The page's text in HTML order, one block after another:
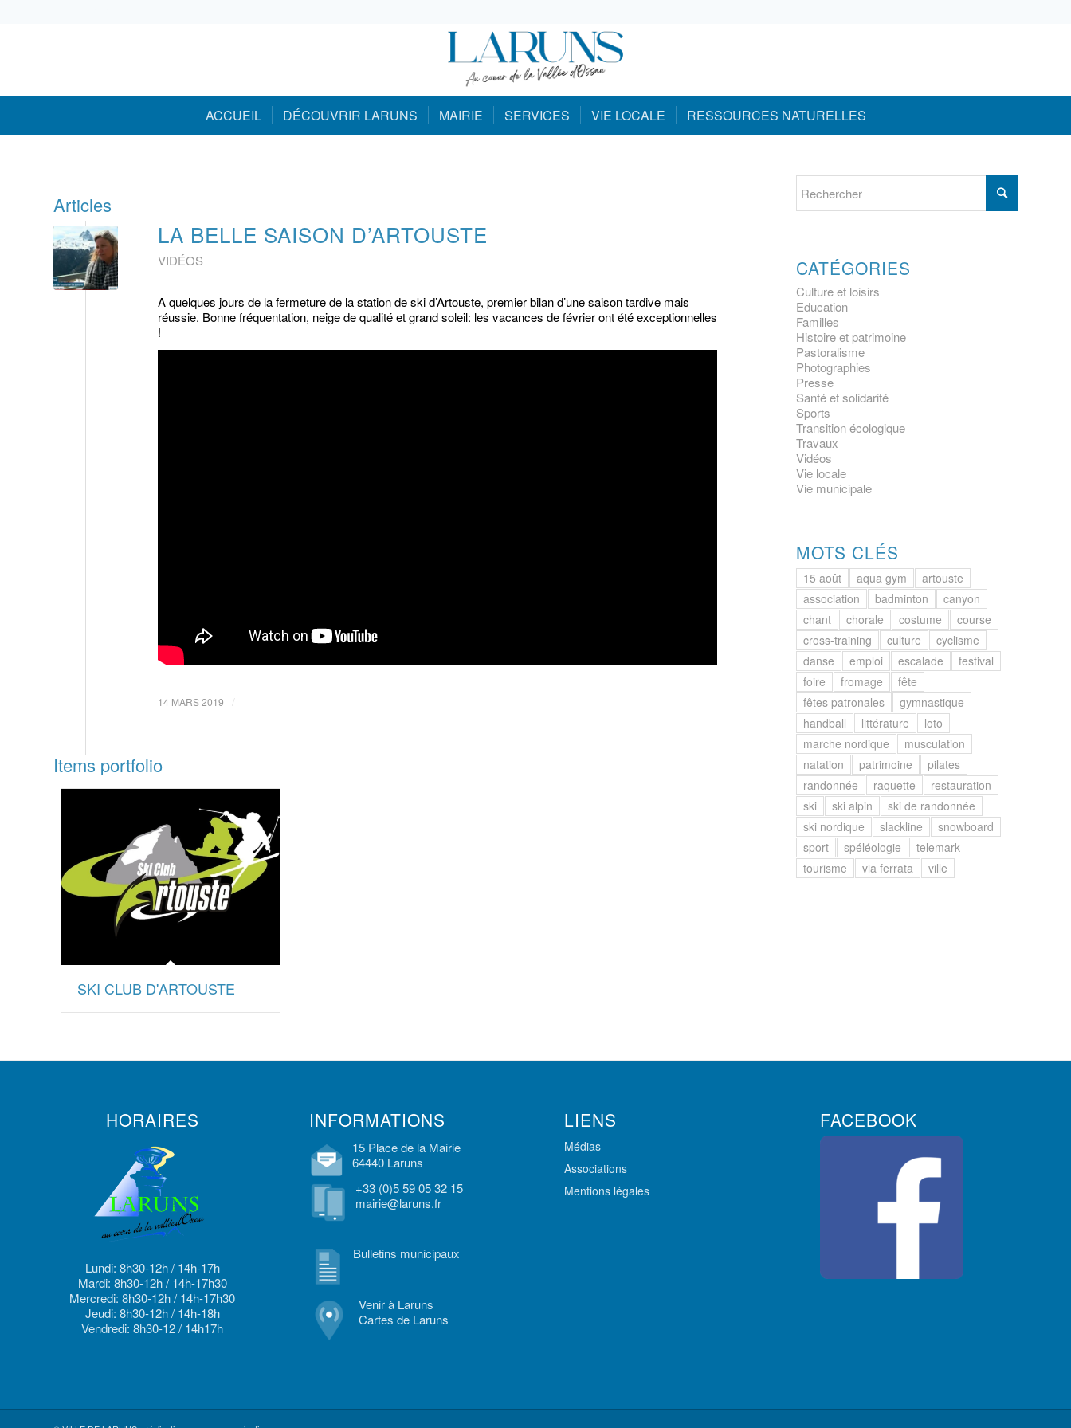
ACCUEIL DÉCOUVRIR LARUNS MAIRIE SERVICES VIE LOCALE RESSOURCES NATURELLES
Articles
LA BELLE SAISON D’ARTOUSTE
VIDÉOS
A quelques jours de la fermeture de la station de ski d’Artouste, premier bilan d’une saison tardive mais
réussie. Bonne fréquentation, neige de qualité et grand soleil: les vacances de février ont été exceptionnelles
!
14 MARS 2019
Items portfolio
SKI CLUB D'ARTOUSTE
CATÉGORIES
Culture et loisirs
Education
Familles
Histoire et patrimoine
Pastoralisme
Photographies
Presse
Santé et solidarité
Sports
Transition écologique
Travaux
Vidéos
Vie locale
Vie municipale
MOTS CLÉS
15 août aqua gym
artouste
association
badminton
canyon
chant
chorale costume
course
cross-training
culture
cyclisme
danse
emploi escalade
festival
foire
fromage
fête
fêtes patronales
gymnastique
handball
littérature
loto
marche nordique
musculation
natation
patrimoine
pilates
randonnée
raquette
restauration
ski
ski alpin
ski de randonnée
ski nordique
slackline
snowboard
sport
spéléologie
telemark
tourisme
via ferrata ville
HORAIRES
Lundi: 8h30-12h / 14h-17h
Mardi: 8h30-12h / 14h-17h30
Mercredi: 8h30-12h / 14h-17h30
Jeudi: 8h30-12h / 14h-18h
Vendredi: 8h30-12 / 14h17h
INFORMATIONS
15 Place de la Mairie
64440 Laruns
+33 (0)5 59 05 32 15
mairie@laruns.fr
Bulletins municipaux
Venir à Laruns
Cartes de Laruns
LIENS
Médias
Associations
Mentions légales
FACEBOOK